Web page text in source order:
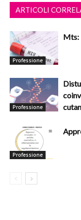
ARTICOLI
Professione
Mts:
Professione
Professione